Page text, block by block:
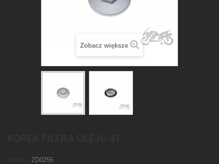
Zobacz większe
ZD0256